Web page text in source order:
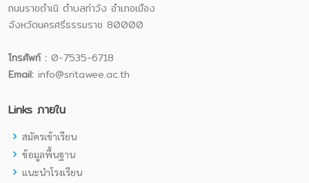
ถนนราชดำเนิ ตำบลท่าวัง อำเภอเมือง
จังหวัดนครศรีธรรมราช 80000
โทรศัพท์ : 0-7535-6718
Email: info@sritawee.ac.th
Links ภายใน
สมัครเข้าเรียน
ข้อมูลพื้นฐาน
แนะนำโรงเรียน